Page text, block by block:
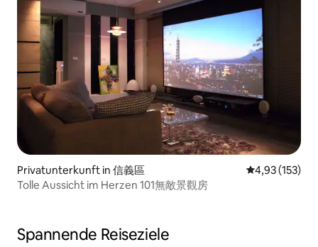
Privatunterkunft in 信義區
4,93 (153)
Tolle Aussicht im Herzen 101無敵景觀房
Spannende Reiseziele